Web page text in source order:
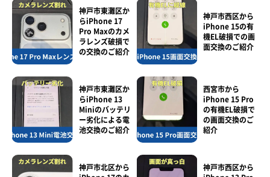
神戸市東灘区か
らiPhone 17
Pro Maxのカメ
ラレンズ破損で
の交換のご紹介
神戸市西区から
iPhone 15の有
機EL破損での画
面交換のご紹介
神戸市東灘区か
らiPhone 13
Miniのバッテリ
ー劣化による電
池交換のご紹介
西宮市から
iPhone 15 Pro
の有機EL破損で
の画面交換のご
紹介
神戸市北区から
神戸市西区から